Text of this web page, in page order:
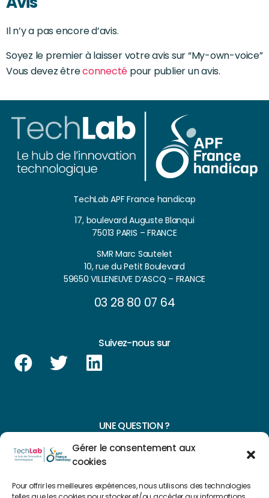
Gérer le consentement aux
cookies
Pour offrir les meilleures expériences, nous utilisons des technologies
Il n’y a pas encore d’avis.
Soyez le premier à laisser votre avis sur “My-own-voice”
Vous devez êtreconnecté pour publier un avis.
TechLab APF France handicap
17, boulevard Auguste Blanqui
75013 PARIS – FRANCE
SMR Marc Sautelet
10, rue du Petit Boulevard
59650 VILLENEUVE D’ASCQ – FRANCE
03 28 80 07 64
Suivez-nous sur
UNE QUESTION ?
CONTACTEZ-NOUS
NAVIGUER SUR NOTRE SITE